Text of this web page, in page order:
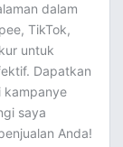
dalam
TikTok,
untuk
Dapatkan
kampanye
saya
Anda!